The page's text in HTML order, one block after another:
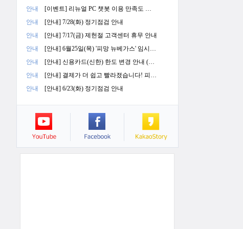
안내
[이벤트] 리뉴얼 PC 챗봇 이용 만족도 설문 이벤트(종료)
안내
[안내] 7/28(화) 정기점검 안내
안내
[안내] 7/17(금) 제헌절 고객센터 휴무 안내
안내
[안내] 6월25일(목) '피망 뉴베가스' 임시점검 안내
안내
[안내] 신용카드(신한) 한도 변경 안내 (6/23)
안내
[안내] 결제가 더 쉽고 빨라졌습니다! 피망 충전창 개편 안내(06/23)
안내
[안내] 6/23(화) 정기점검 안내